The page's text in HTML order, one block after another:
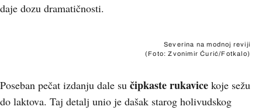
daje dozu dramatičnosti.
Severina na modnoj reviji
(Foto: Zvonimir Ćurić/Fotkalo)
Poseban pečat izdanju dale su čipkaste rukavice koje sežu
do laktova. Taj detalj unio je dašak starog holivudskog